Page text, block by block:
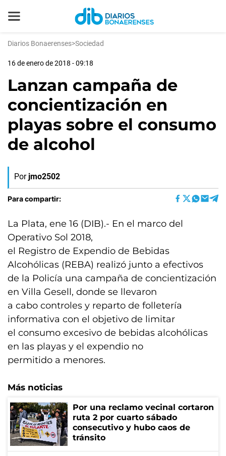
Diarios Bonaerenses>Sociedad
16 de enero de 2018 - 09:18
Lanzan campaña de
concientización en
playas sobre el consumo
de alcohol
Por jmo2502
Para compartir:
La Plata, ene 16 (DIB).- En el marco del
Operativo Sol 2018,
el Registro de Expendio de Bebidas
Alcohólicas (REBA) realizó junto a efectivos
de la Policía una campaña de concientización
en Villa Gesell, donde se llevaron
a cabo controles y reparto de folletería
informativa con el objetivo de limitar
el consumo excesivo de bebidas alcohólicas
en las playas y el expendio no
permitido a menores.
Más noticias
Por una reclamo vecinal cortaron
ruta 2 por cuarto sábado
consecutivo y hubo caos de
tránsito